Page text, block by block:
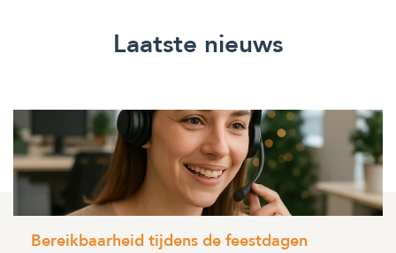
Laatste nieuws
Bereikbaarheid tijdens de feestdagen